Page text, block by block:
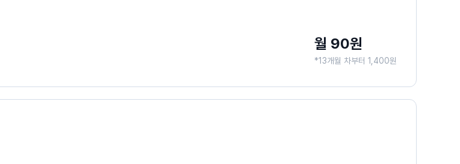
월 90원
*13개월 차부터 1,400원